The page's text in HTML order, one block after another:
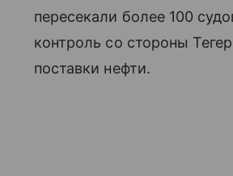
пересекали более 100
контроль со стороны
поставки нефти.